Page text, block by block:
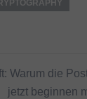
Warum die
jetzt beginnen